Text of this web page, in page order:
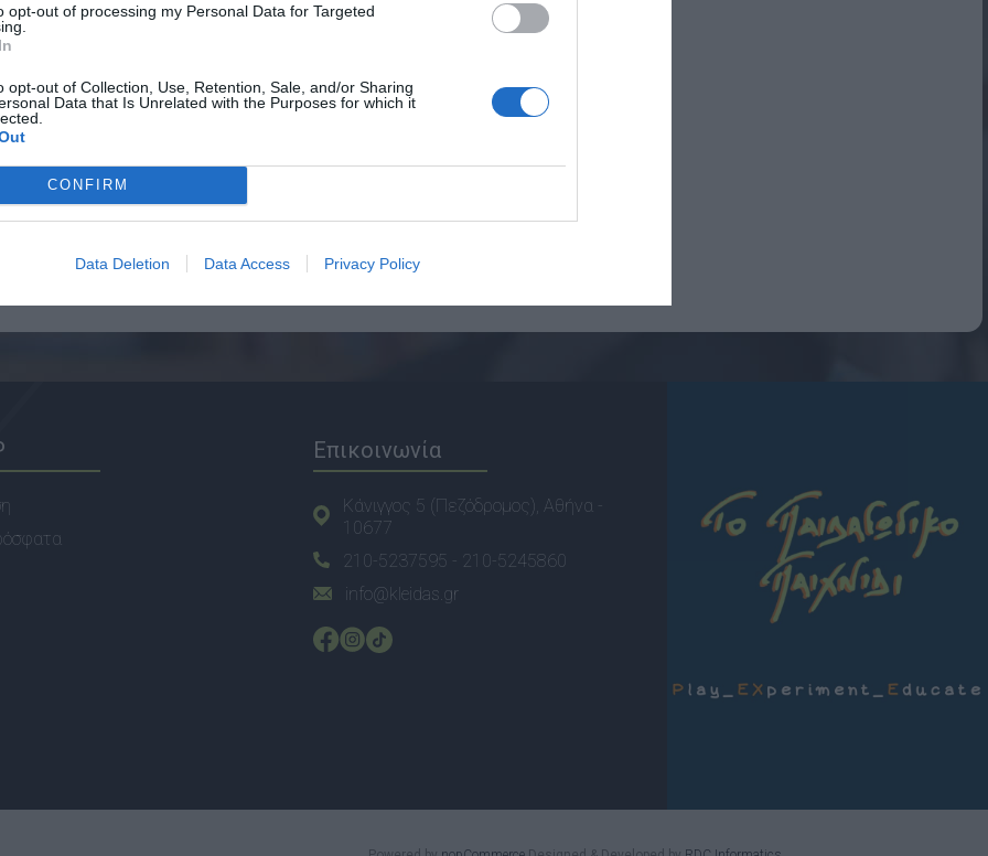
opt-out of processing my Personal Data for Targeted
opt-out of Collection, Use, Retention, Sale, and/or Sharing
Data that Is Unrelated with the Purposes for which it
CONFIRM
Data Deletion Data Access Privacy Policy
Επικοινωνία
Κάνιγγος 5 (Πεζόδρομος), Αθήνα -
10677
210-5237595 - 210-5245860
info@kleidas.gr